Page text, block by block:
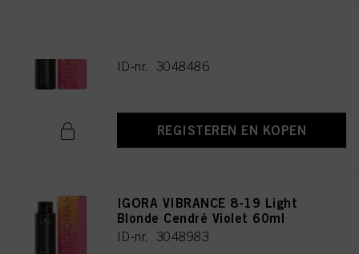
ID-nr. 3048486
REGISTEREN EN KOPEN
IGORA VIBRANCE 8-19 Light
Blonde Cendré Violet 60ml
ID-nr. 3048983